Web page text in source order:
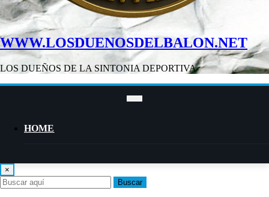
WWW.LOSDUENOSDELBALON.NET
LOS DUEÑOS DE LA SINTONIA DEPORTIVA
HOME
×
Buscar